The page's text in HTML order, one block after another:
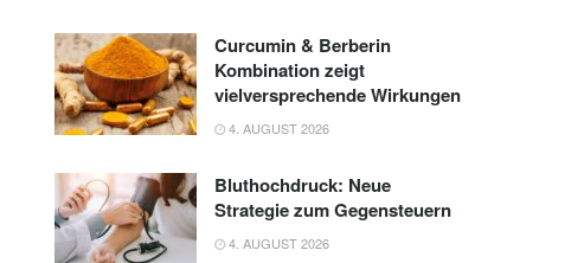
Curcumin & Berberin
Kombination zeigt
vielversprechende Wirkungen
4. AUGUST 2026
Bluthochdruck: Neue
Strategie zum Gegensteuern
4. AUGUST 2026